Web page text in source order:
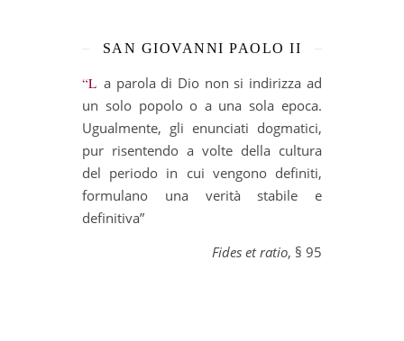
SAN GIOVANNI PAOLO II
“La parola di Dio non si indirizza ad
un solo popolo o a una sola epoca.
Ugualmente, gli enunciati dogmatici,
pur risentendo a volte della cultura
del periodo in cui vengono definiti,
formulano una verità stabile e
definitiva”
Fides et ratio, § 95